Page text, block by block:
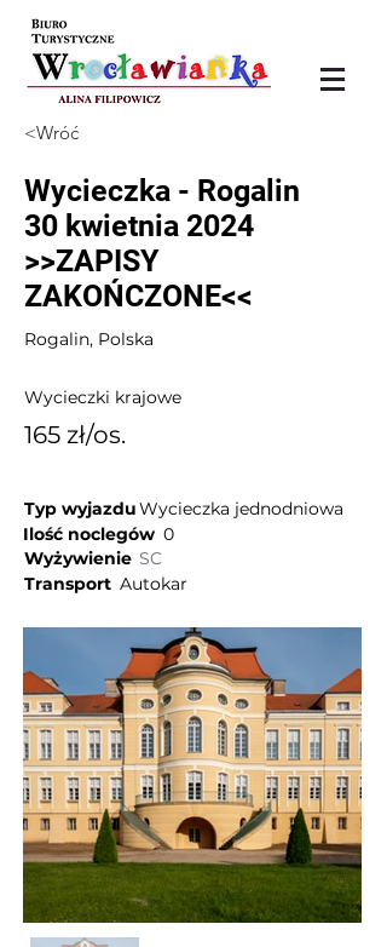
<Wróć
Wycieczka - Rogalin
30 kwietnia 2024
>>ZAPISY
ZAKOŃCZONE<<
Rogalin, Polska
Wycieczki krajowe
165 zł/os.
Typ wyjazduWycieczka jednodniowa
Ilość noclegów 0
Wyżywienie SC
Transport Autokar